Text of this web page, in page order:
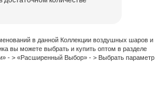
в данной Коллекции воздушных шаров и
вы можете выбрать и купить оптом в разделе
- > «Расширенный Выбор» - > Выбрать параметр